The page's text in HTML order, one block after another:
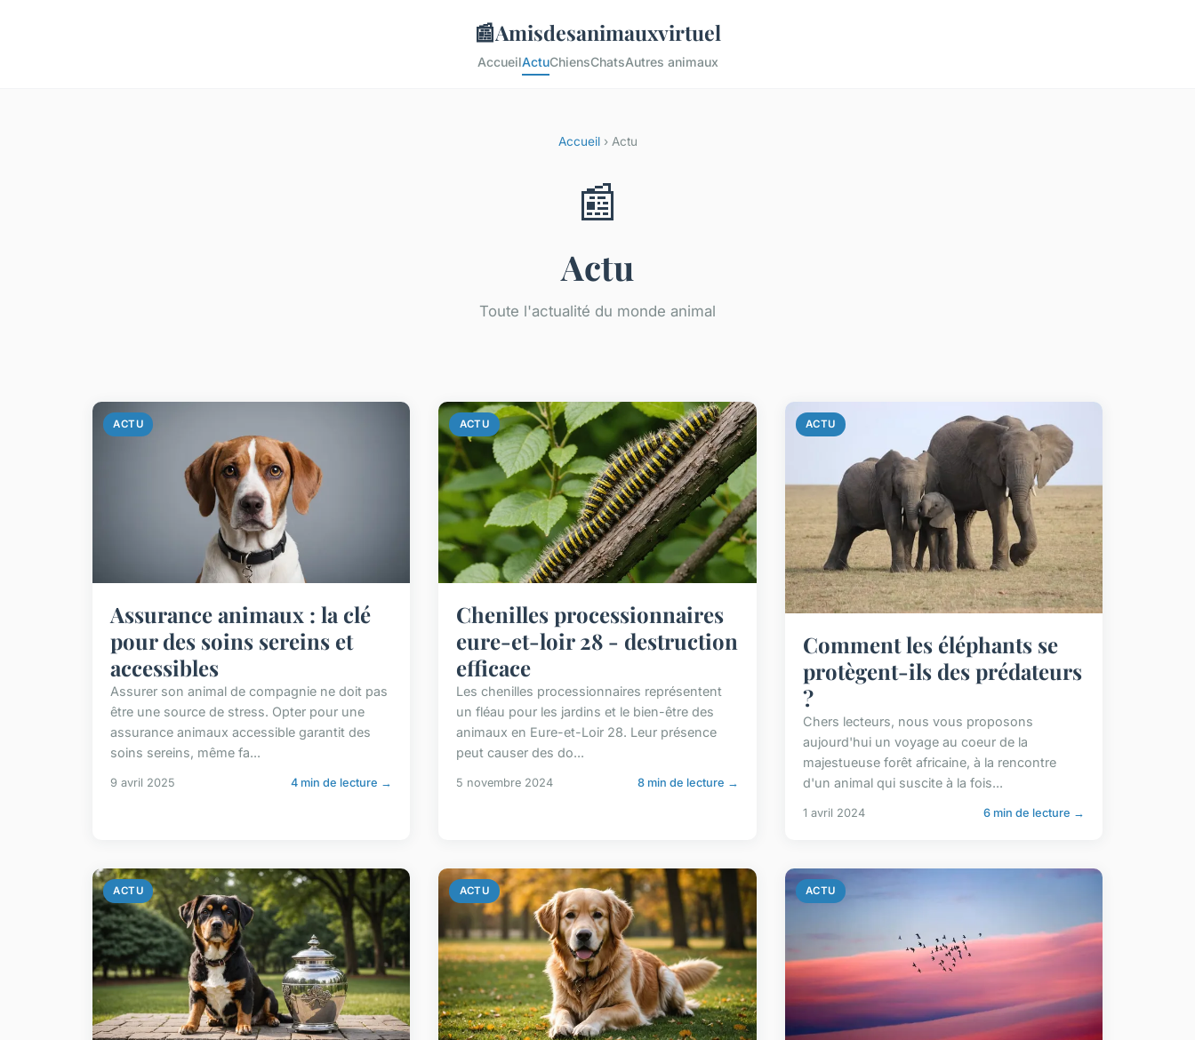
📰Amisdesanimauxvirtuel
AccueilActuChiensChatsAutres animaux
Accueil› Actu
📰
Actu
Toute l'actualité du monde animal
ACTU
Assurance animaux : la clé
pour des soins sereins et
accessibles
Assurer son animal de compagnie ne doit pas
être une source de stress. Opter pour une
assurance animaux accessible garantit des
soins sereins, même fa...
9 avril 2025 4 min de lecture →
ACTU
Chenilles processionnaires
eure-et-loir 28 - destruction
efficace
Les chenilles processionnaires représentent
un fléau pour les jardins et le bien-être des
animaux en Eure-et-Loir 28. Leur présence
peut causer des do...
5 novembre 2024 8 min de lecture →
ACTU
Comment les éléphants se
protègent-ils des prédateurs
?
Chers lecteurs, nous vous proposons
aujourd'hui un voyage au coeur de la
majestueuse forêt africaine, à la rencontre
d'un animal qui suscite à la fois...
1 avril 2024 6 min de lecture →
ACTU ACTU ACTU